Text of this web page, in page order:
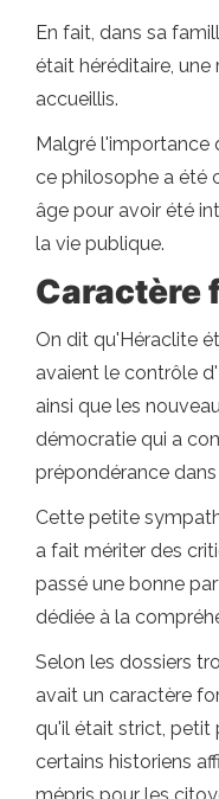
En fait, dans sa
était héréditaire,
accueillis.
Malgré l'importance
ce philosophe a été
âge pour avoir été
la vie publique.
Caractère
On dit qu'Héraclite
avaient le contrôle
ainsi que les
démocratie qui a
prépondérance
Cette petite
a fait mériter des
passé une bonne
dédiée à la
Selon les dossiers
avait un caractère
qu'il était strict, petit
certains historiens